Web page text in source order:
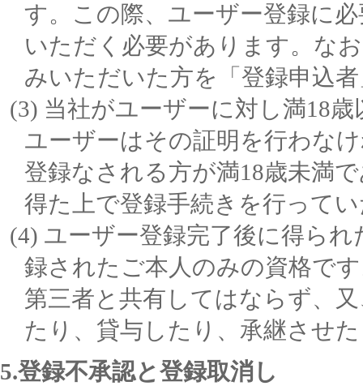
す。この際、ユーザー登録に
いただく必要があります。な
みいただいた方を「登録申込
当社がユーザーに対し満18
ユーザーはその証明を行わな
登録なされる方が満18歳未満
得た上で登録手続きを行って
ユーザー登録完了後に得ら
録されたご本人のみの資格で
第三者と共有してはならず、
たり、貸与したり、承継させ
5.登録不承認と登録取消し